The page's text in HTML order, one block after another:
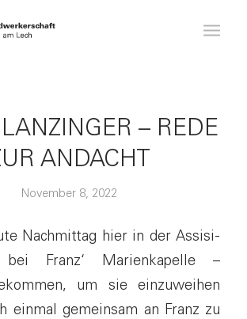
– REDE
ANDACHT
November 8, 2022
Nachmittag hier in der Assisi-
Franz‘ Marienkapelle –
um sie einzuweihen
einmal gemeinsam an Franz zu